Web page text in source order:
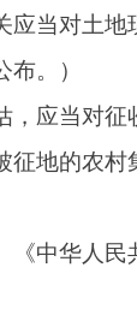
乡（镇）和
内容。
国土地管理法
、法规规定